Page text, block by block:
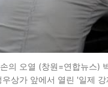
의 오열 (창원=연합뉴스)
상가 앞에서 열린 '일제